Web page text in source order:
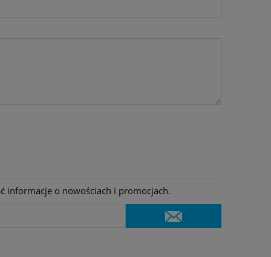
informacje o nowościach i promocjach.